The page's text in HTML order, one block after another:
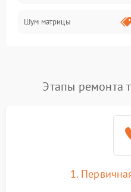
Проблемы питания
Сбои коммуникаций и
Экран (дисплей)
Шум матрицы
Этапы ремонта
1.